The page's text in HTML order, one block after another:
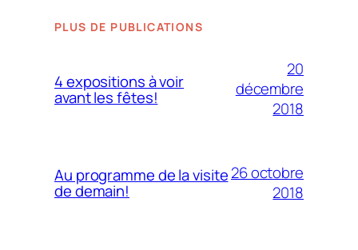
PLUS DE PUBLICATIONS
4 expositions à voir
avant les fêtes!
20
décembre
2018
Au programme de la visite
de demain!
26 octobre
2018